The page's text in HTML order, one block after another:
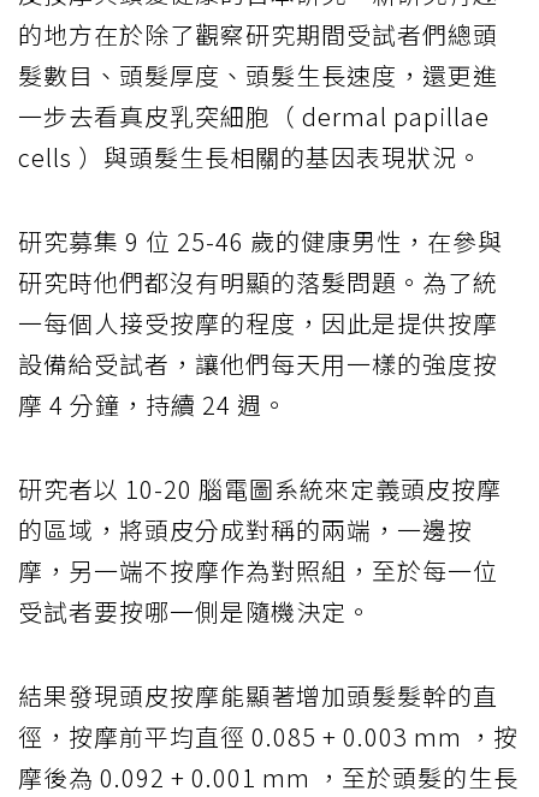
的地方在於除了觀察研究期間受試者們總頭
髮數目、頭髮厚度、頭髮生長速度，還更進
一步去看真皮乳突細胞（ dermal papillae
cells ）與頭髮生長相關的基因表現狀況。
研究募集 9 位 25-46 歲的健康男性，在參與
研究時他們都沒有明顯的落髮問題。為了統
一每個人接受按摩的程度，因此是提供按摩
設備給受試者，讓他們每天用一樣的強度按
摩 4 分鐘，持續 24 週。
研究者以 10-20 腦電圖系統來定義頭皮按摩
的區域，將頭皮分成對稱的兩端，一邊按
摩，另一端不按摩作為對照組，至於每一位
受試者要按哪一側是隨機決定。
結果發現頭皮按摩能顯著增加頭髮髮幹的直
徑，按摩前平均直徑 0.085 + 0.003 mm ，按
摩後為 0.092 + 0.001 mm ，至於頭髮的生長